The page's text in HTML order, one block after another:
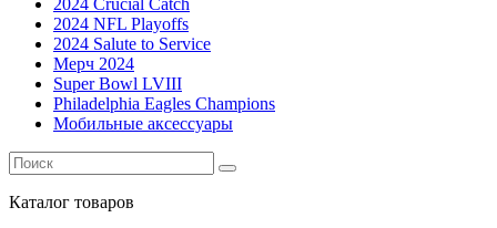
2024 NFL Playoffs
2024 Salute to Service
Мерч 2024
Super Bowl LVIII
Philadelphia Eagles Champions
Мобильные аксессуары
Каталог товаров